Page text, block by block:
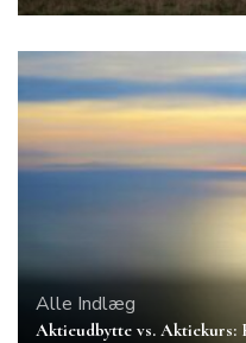
Alle Indlæg
Aktieudbytte vs.